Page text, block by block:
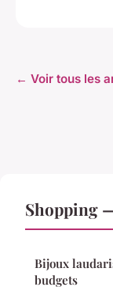
← Voir tous les
Shopping
Bijoux
budgets